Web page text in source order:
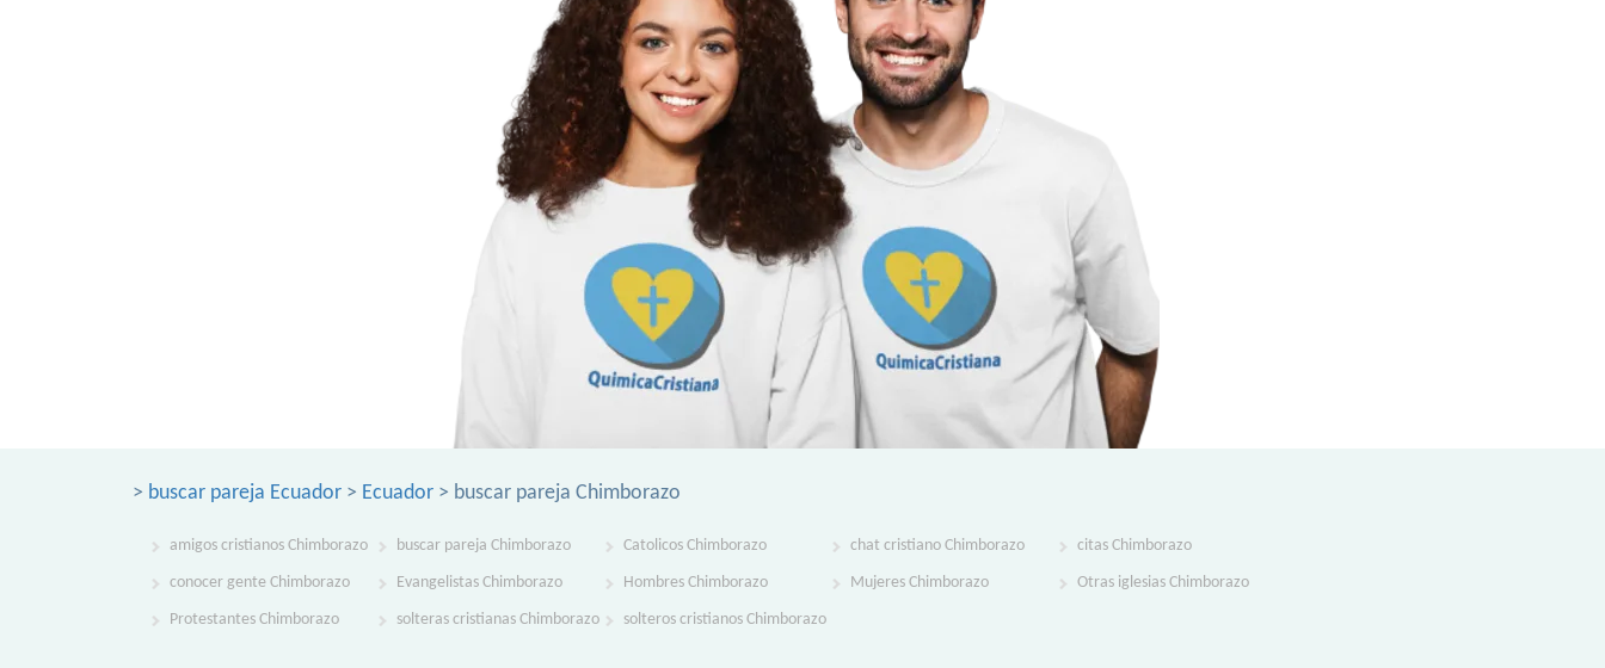
> buscar pareja Ecuador > Ecuador > buscar pareja Chimborazo
amigos cristianos Chimborazo buscar pareja Chimborazo Catolicos Chimborazo chat cristiano Chimborazo citas Chimborazo
conocer gente Chimborazo Evangelistas Chimborazo Hombres Chimborazo Mujeres Chimborazo Otras iglesias Chimborazo
Protestantes Chimborazo solteras cristianas Chimborazo solteros cristianos Chimborazo